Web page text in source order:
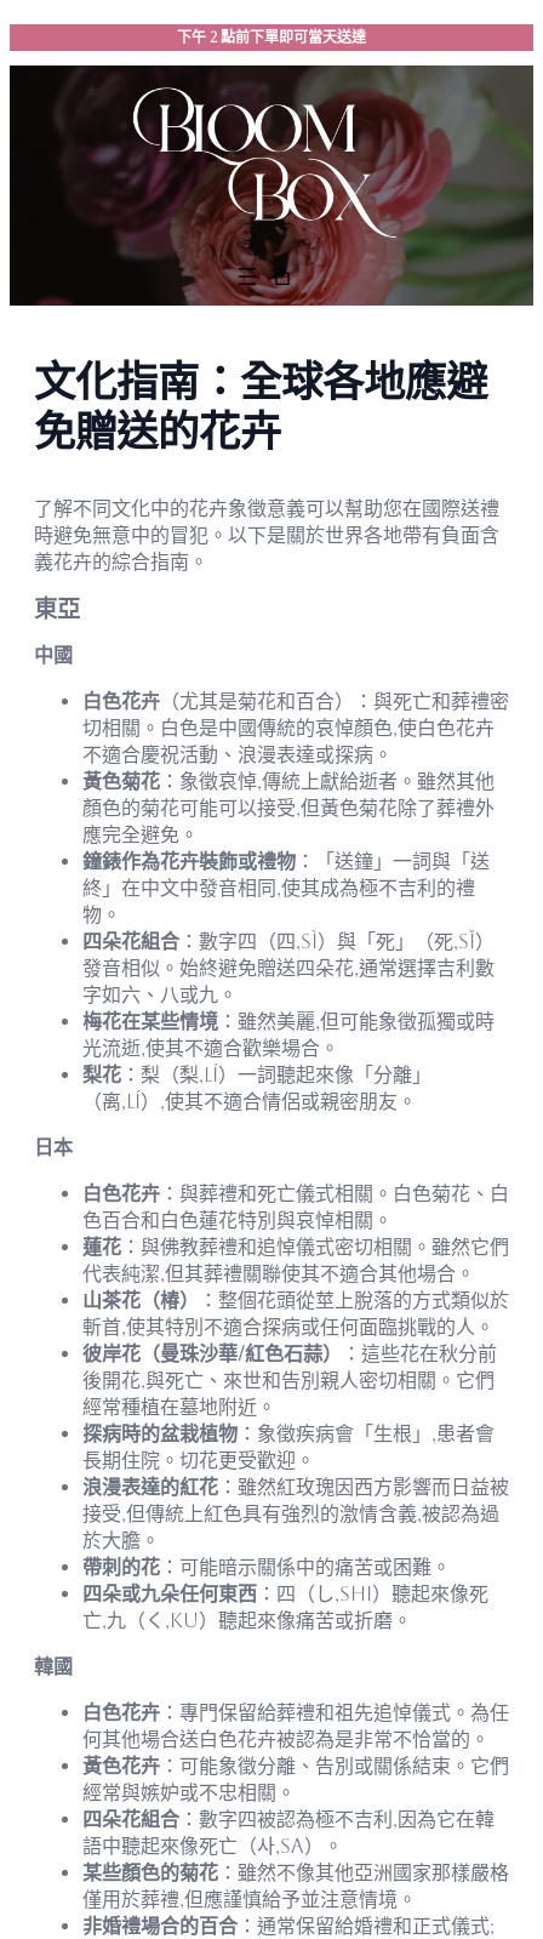
跳
至
下午 2 點前下單即可當天送達
文化指南：全球各地應避
免贈送的花卉
了解不同文化中的花卉象徵意義可以幫助您在國際送禮
時避免無意中的冒犯。以下是關於世界各地帶有負面含
義花卉的綜合指南。
東亞
中國
白色花卉 （尤其是菊花和百合）：與死亡和葬禮密
切相關。白色是中國傳統的哀悼顏色,使白色花卉
不適合慶祝活動、浪漫表達或探病。
黃色菊花 ：象徵哀悼,傳統上獻給逝者。雖然其他
顏色的菊花可能可以接受,但黃色菊花除了葬禮外
應完全避免。
鐘錶作為花卉裝飾或禮物 ：「送鐘」一詞與「送
終」在中文中發音相同,使其成為極不吉利的禮
物。
四朵花組合 ：數字四（四,sì）與「死」（死,sǐ）
發音相似。始終避免贈送四朵花,通常選擇吉利數
字如六、八或九。
梅花在某些情境 ：雖然美麗,但可能象徵孤獨或時
光流逝,使其不適合歡樂場合。
梨花 ：梨（梨,lí）一詞聽起來像「分離」
（离,lí）,使其不適合情侶或親密朋友。
日本
白色花卉 ：與葬禮和死亡儀式相關。白色菊花、白
色百合和白色蓮花特別與哀悼相關。
蓮花 ：與佛教葬禮和追悼儀式密切相關。雖然它們
代表純潔,但其葬禮關聯使其不適合其他場合。
山茶花（椿）
：整個花頭從莖上脫落的方式類似於
斬首,使其特別不適合探病或任何面臨挑戰的人。
彼岸花（曼珠沙華/紅色石蒜）
：這些花在秋分前
後開花,與死亡、來世和告別親人密切相關。它們
經常種植在墓地附近。
探病時的盆栽植物 ：象徵疾病會「生根」,患者會
長期住院。切花更受歡迎。
浪漫表達的紅花 ：雖然紅玫瑰因西方影響而日益被
接受,但傳統上紅色具有強烈的激情含義,被認為過
於大膽。
帶刺的花 ：可能暗示關係中的痛苦或困難。
四朵或九朵任何東西 ：四（し,shi）聽起來像死
亡,九（く,ku）聽起來像痛苦或折磨。
韓國
白色花卉 ：專門保留給葬禮和祖先追悼儀式。為任
何其他場合送白色花卉被認為是非常不恰當的。
黃色花卉 ：可能象徵分離、告別或關係結束。它們
經常與嫉妒或不忠相關。
四朵花組合 ：數字四被認為極不吉利,因為它在韓
語中聽起來像死亡（사,sa）。
某些顏色的菊花 ：雖然不像其他亞洲國家那樣嚴格
僅用於葬禮,但應謹慎給予並注意情境。
非婚禮場合的百合 ：通常保留給婚禮和正式儀式;